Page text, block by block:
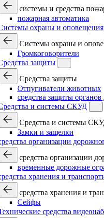
системы и средства
пожарная автоматика
охраны и оповещения
Системы охраны и
Громкоговорители
защиты
Средства защиты
Отпугиватели животных
средства защиты
и системы СКУД
Средства и системы
Замки и защелки
организации
средства организации
временные дорожные
хранения и
средства хранения и
Сейфы
средства